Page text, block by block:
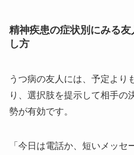
精神疾患の症状別にみる
し方
うつ病の友人には、予定より
り、選択肢を提示して相手の
勢が有効です。
「今日は電話か、短いメッセ